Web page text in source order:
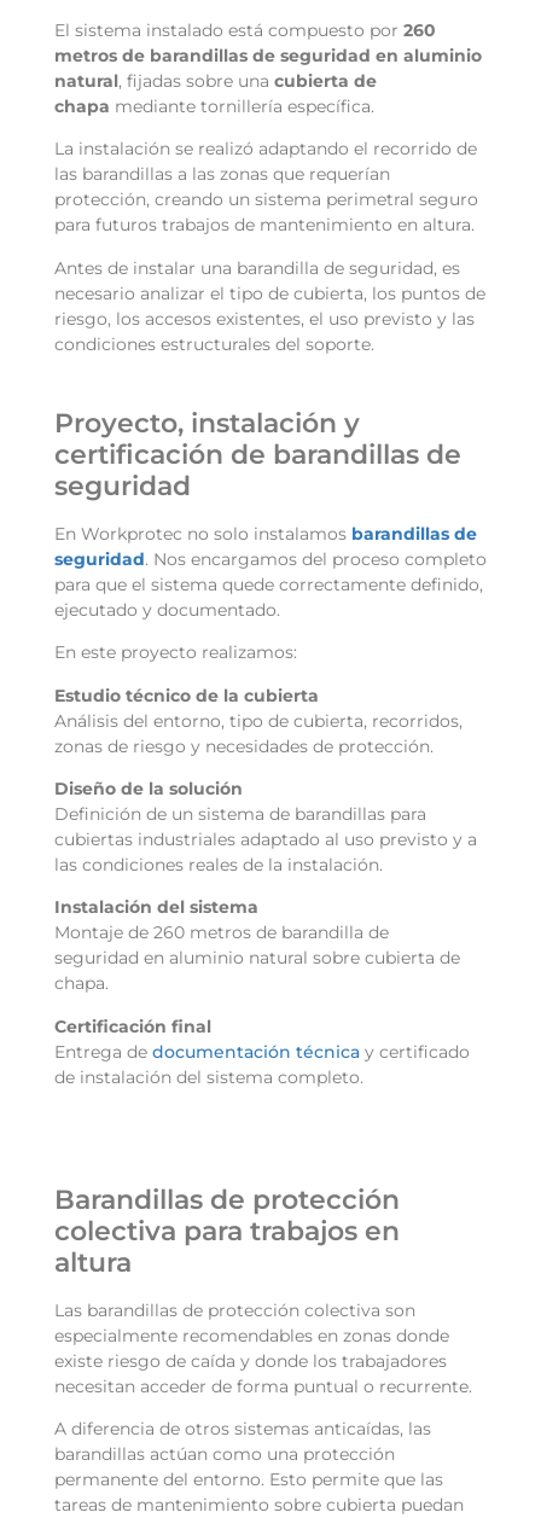
El sistema instalado está compuesto por 260
metros de barandillas de seguridad en aluminio
natural, fijadas sobre una cubierta de
chapa mediante tornillería específica.
La instalación se realizó adaptando el recorrido de
las barandillas a las zonas que requerían
protección, creando un sistema perimetral seguro
para futuros trabajos de mantenimiento en altura.
Antes de instalar una barandilla de seguridad, es
necesario analizar el tipo de cubierta, los puntos de
riesgo, los accesos existentes, el uso previsto y las
condiciones estructurales del soporte.
Proyecto, instalación y
certificación de barandillas de
seguridad
En Workprotec no solo instalamos barandillas de
seguridad. Nos encargamos del proceso completo
para que el sistema quede correctamente definido,
ejecutado y documentado.
En este proyecto realizamos:
Estudio técnico de la cubierta
Análisis del entorno, tipo de cubierta, recorridos,
zonas de riesgo y necesidades de protección.
Diseño de la solución
Definición de un sistema de barandillas para
cubiertas industriales adaptado al uso previsto y a
las condiciones reales de la instalación.
Instalación del sistema
Montaje de 260 metros de barandilla de
seguridad en aluminio natural sobre cubierta de
chapa.
Certificación final
Entrega de documentación técnica y certificado
de instalación del sistema completo.
Barandillas de protección
colectiva para trabajos en
altura
Las barandillas de protección colectiva son
especialmente recomendables en zonas donde
existe riesgo de caída y donde los trabajadores
necesitan acceder de forma puntual o recurrente.
A diferencia de otros sistemas anticaídas, las
barandillas actúan como una protección
permanente del entorno. Esto permite que las
tareas de mantenimiento sobre cubierta puedan